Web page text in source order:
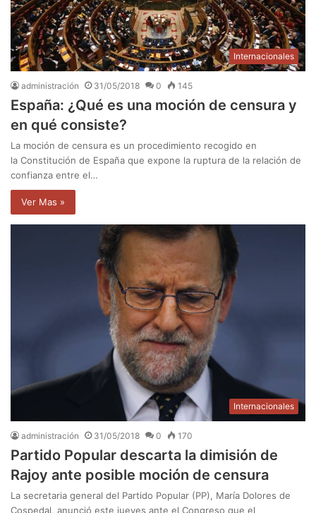
Internacionales
administración 31/05/2018 0 145
España: ¿Qué es una moción de censura y
en qué consiste?
La moción de censura es un procedimiento recogido en
la Constitución de España que expone la ruptura de la relación de
confianza entre el…
Ver Mas »
Internacionales
administración 31/05/2018 0 170
Partido Popular descarta la dimisión de
Rajoy ante posible moción de censura
La secretaria general del Partido Popular (PP), María Dolores de
Cospedal, anunció este jueves ante el Congreso que el